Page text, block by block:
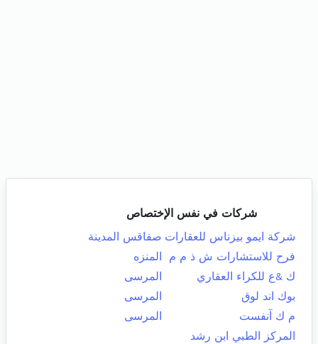
شركات في نفس الإختصاص
شركة ايمو بيزناس للعقارات صفاقس المدينة
فرح للاستشارات ش ذ م م
المنزه
ك &ع للكراء العقاري
المرسى
بوك اند لوق
المرسى
م ك آنفست
المرسى
المركز الطبي ابن رشد